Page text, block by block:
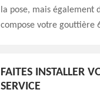
la pose, mais également
compose votre gouttière
FAITES INSTALLER
SERVICE